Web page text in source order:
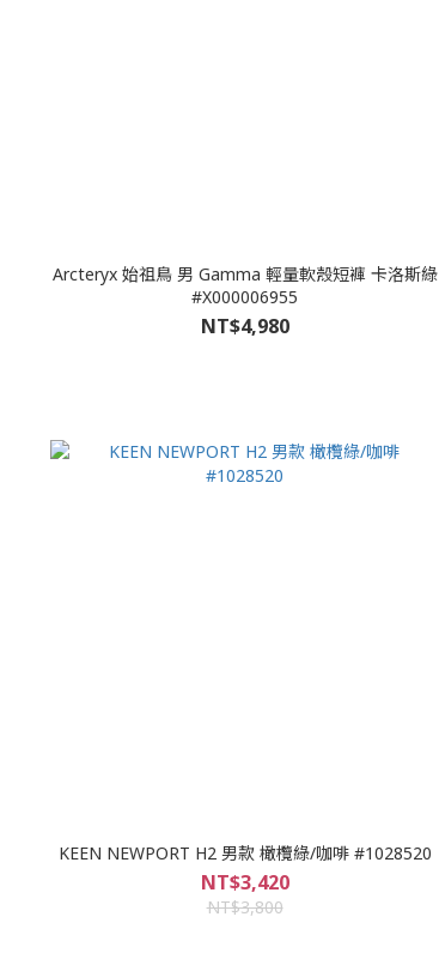
Arcteryx 始祖鳥 男 Gamma 輕量軟殼短褲 卡洛斯綠
#X000006955
NT$4,980
KEEN NEWPORT H2 男款 橄欖綠/咖啡 #1028520
NT$3,420
NT$3,800